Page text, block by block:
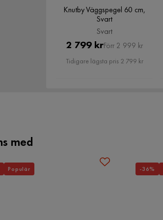
Knutby Väggspegel 60 cm,
Svart
Svart
Pris
2 799 krOriginal
Pris
Förr 2 999 kr
Tidigare lägsta pris 2 799 kr
med
Populär -36%